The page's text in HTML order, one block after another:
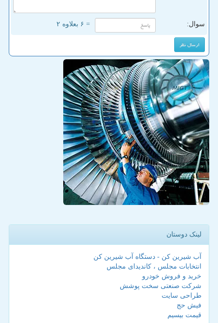
سوال: = ۶ بعلاوه ۲
لینک دوستان
آب شیرین کن - دستگاه آب شیرین کن
انتخابات مجلس ، کاندیدای مجلس
خرید و فروش خودرو
شرکت صنعتی سخت پوشش
طراحی سایت
فیش حج
قیمت بیسیم